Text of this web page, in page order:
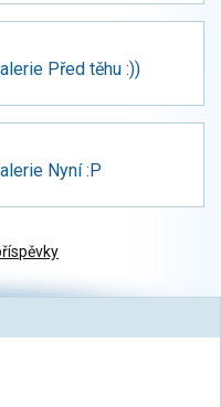
Před těhu :))
Nyní :P